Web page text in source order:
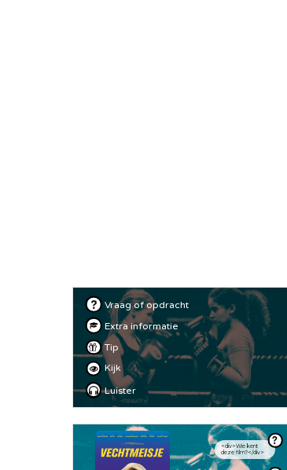
Vraag of opdracht
Extra informatie
Tip
Kijk
Luister
<div>Wie kent
deze film?</div>